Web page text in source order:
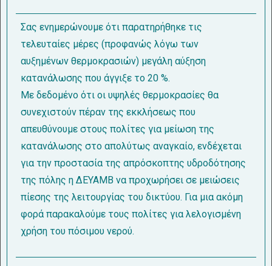
Σας ενημερώνουμε ότι παρατηρήθηκε τις
τελευταίες μέρες (προφανώς λόγω των
αυξημένων θερμοκρασιών) μεγάλη αύξηση
κατανάλωσης που άγγιξε το 20 %.
Με δεδομένο ότι οι υψηλές θερμοκρασίες θα
συνεχιστούν πέραν της εκκλήσεως που
απευθύνουμε στους πολίτες για μείωση της
κατανάλωσης στο απολύτως αναγκαίο, ενδέχεται
για την προστασία της απρόσκοπτης υδροδότησης
της πόλης η ΔΕΥΑΜΒ να προχωρήσει σε μειώσεις
πίεσης της λειτουργίας του δικτύου. Για μια ακόμη
φορά παρακαλούμε τους πολίτες για λελογισμένη
χρήση του πόσιμου νερού.